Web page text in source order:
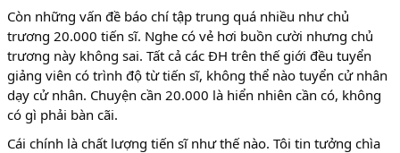
Còn những vấn đề báo chí tập trung quá nhiều như chủ
trương 20.000 tiến sĩ. Nghe có vẻ hơi buồn cười nhưng chủ
trương này không sai. Tất cả các ĐH trên thế giới đều tuyển
giảng viên có trình độ từ tiến sĩ, không thể nào tuyển cử nhân
dạy cử nhân. Chuyện cần 20.000 là hiển nhiên cần có, không
có gì phải bàn cãi.
Cái chính là chất lượng tiến sĩ như thế nào. Tôi tin tưởng chìa